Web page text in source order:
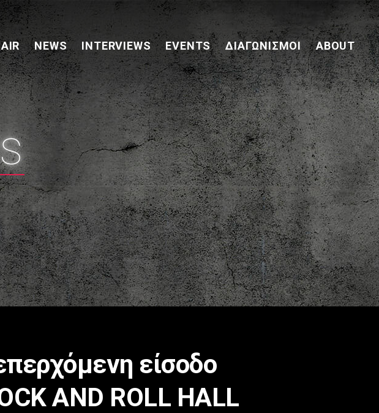
NEWS INTERVIEWS EVENTS ΔΙΑΓΩΝΙΣΜΟΊ ABOUT
είσοδο
AND ROLL HALL